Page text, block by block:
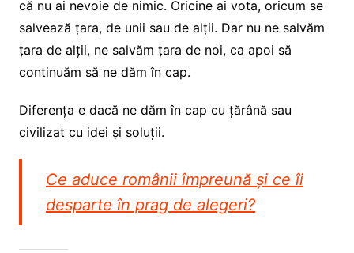
că nu ai nevoie de nimic. Oricine ai vota, oricum se
salvează țara, de unii sau de alții. Dar nu ne salvăm
țara de alții, ne salvăm țara de noi, ca apoi să
continuăm să ne dăm în cap.
Diferența e dacă ne dăm în cap cu țărână sau
civilizat cu idei și soluții.
Ce aduce românii împreună și ce îi
desparte în prag de alegeri?